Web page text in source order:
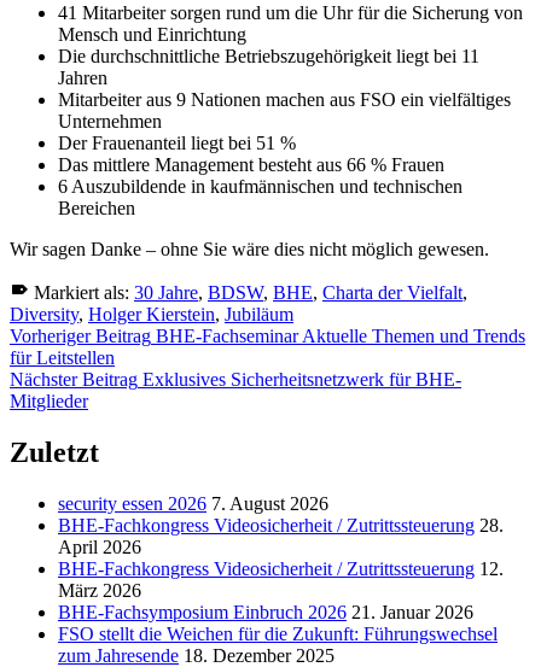
41 Mitarbeiter sorgen rund um die Uhr für die Sicherung von
Mensch und Einrichtung
Die durchschnittliche Betriebszugehörigkeit liegt bei 11
Jahren
Mitarbeiter aus 9 Nationen machen aus FSO ein vielfältiges
Unternehmen
Der Frauenanteil liegt bei 51 %
Das mittlere Management besteht aus 66 % Frauen
6 Auszubildende in kaufmännischen und technischen
Bereichen
Wir sagen Danke – ohne Sie wäre dies nicht möglich gewesen.
Markiert als: 30 Jahre, BDSW, BHE, Charta der Vielfalt,
Diversity, Holger Kierstein, Jubiläum
Zurück
zur
Hauptnavigation
springen
Beitragsnavigation
Vorheriger Beitrag BHE-Fachseminar Aktuelle Themen und Trends
für Leitstellen
Nächster Beitrag Exklusives Sicherheitsnetzwerk für BHE-
Mitglieder
Zuletzt
security essen 2026 7. August 2026
BHE-Fachkongress Videosicherheit / Zutrittssteuerung 28.
April 2026
BHE-Fachkongress Videosicherheit / Zutrittssteuerung 12.
März 2026
BHE-Fachsymposium Einbruch 2026 21. Januar 2026
FSO stellt die Weichen für die Zukunft: Führungswechsel
zum Jahresende 18. Dezember 2025